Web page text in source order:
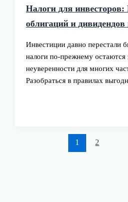
Налоги для
облигаций и дивидендов
Инвестиции давно перестали
налоги по-прежнему остаются
неуверенности для многих
Разобраться в правилах
1 2